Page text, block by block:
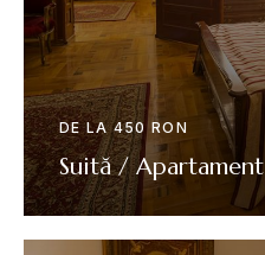
DE LA 450 RON
Suită / Apartament
VEZI DETALII